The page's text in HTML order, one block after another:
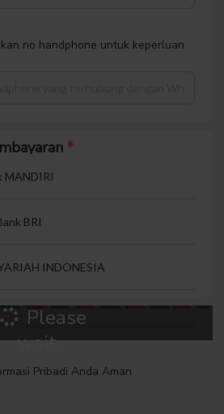
atau mengingat password yang
ini berfungsi untuk anda
no handphone untuk keperluan
INDONESIA